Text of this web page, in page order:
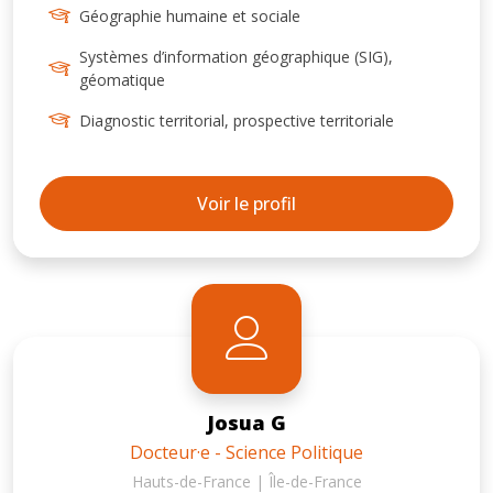
liens entre un territoire et un club sportif, en
partant du principe que le sport peut être un
levier pour le développement local des
territoires
Géographie humaine et sociale
Systèmes d’information géographique (SIG),
géomatique
Diagnostic territorial, prospective territoriale
Voir le profil
Josua G
Docteur·e - Science Politique
Hauts-de-France | Île-de-France